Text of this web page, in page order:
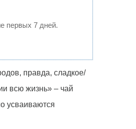
первых 7 дней.
правда, сладкое/
всю жизнь» – чай
усваиваются